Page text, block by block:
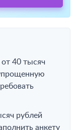
40 тысяч
рублей
анкету